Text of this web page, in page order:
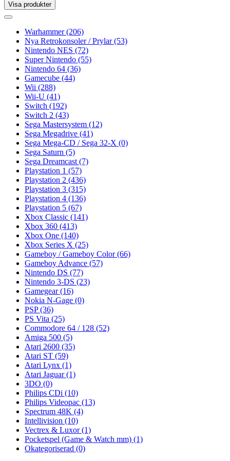
Visa produkter
Toggle
Toggle
navigationWarhammer(206)
Nya Retrokonsoler / Prylar(53)
Nintendo NES (72)
Super Nintendo (55)
Nintendo 64 (36)
Gamecube (44)
Wii (288)
Wii-U (41)
Switch (192)
Switch 2 (43)
Sega Mastersystem (12)
Sega Megadrive (41)
Sega Mega-CD / Sega 32-X (0)
Sega Saturn (5)
Sega Dreamcast (7)
Playstation 1 (57)
Playstation 2 (436)
Playstation 3 (315)
Playstation 4 (136)
Playstation 5 (67)
Xbox Classic (141)
Xbox 360 (413)
Xbox One (140)
Xbox Series X (25)
Gameboy / Gameboy Color(66)
Gameboy Advance (57)
Nintendo DS (77)
Nintendo 3-DS (23)
Gamegear(16)
Nokia N-Gage (0)
PSP(36)
PS Vita (25)
Commodore 64 / 128 (52)
Amiga 500 (5)
Atari 2600 (35)
Atari ST (59)
Atari Lynx (1)
Atari Jaguar(1)
3DO (0)
Philips CDi (10)
Philips Videopac (13)
Spectrum 48K (4)
Intellivision (10)
Vectrex & Luxor(1)
Pocketspel (Game & Watch mm) (1)
Okategoriserad (0)